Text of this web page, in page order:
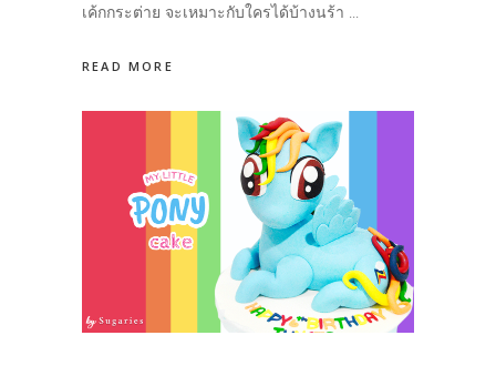
เค้กกระต่าย จะเหมาะกับใครได้บ้างนร้า
READ MORE